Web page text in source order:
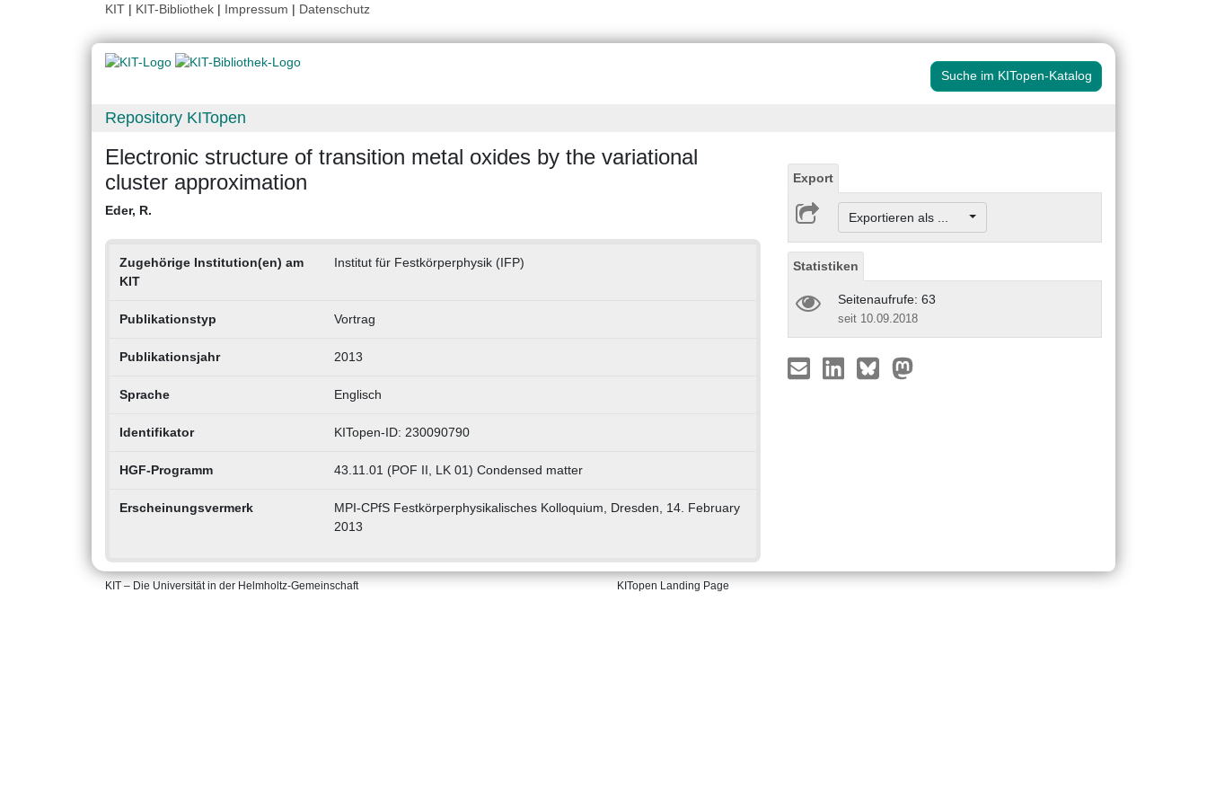
KIT | KIT-Bibliothek | Impressum | Datenschutz
Suche im KITopen-Katalog
Repository KITopen
Electronic structure of transition metal oxides by the variational
cluster approximation
Eder, R.
Zugehörige Institution(en) am
KIT
Institut für Festkörperphysik (IFP)
Publikationstyp Vortrag
Publikationsjahr 2013
Sprache Englisch
Identifikator KITopen-ID: 230090790
HGF-Programm 43.11.01 (POF II, LK 01) Condensed matter
Erscheinungsvermerk
MPI-CPfS Festkörperphysikalisches Kolloquium, Dresden, 14. February
2013
Export
Exportieren als ...
Statistiken
Seitenaufrufe: 63
seit 10.09.2018
KIT – Die Universität in der Helmholtz-Gemeinschaft KITopen Landing Page